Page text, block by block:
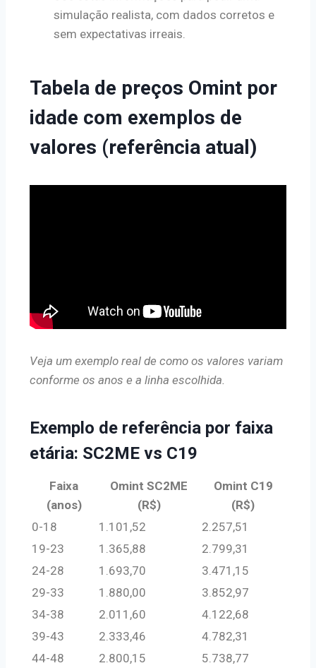
simulação realista, com dados corretos e
sem expectativas irreais.
Tabela de preços Omint por
idade com exemplos de
valores (referência atual)
Veja um exemplo real de como os valores variam
conforme os anos e a linha escolhida.
Exemplo de referência por faixa
etária: SC2ME vs C19
Faixa
(anos)
Omint SC2ME
(R$)
Omint C19
(R$)
0-18
1.101,52
2.257,51
19-23
1.365,88
2.799,31
24-28
1.693,70
3.471,15
29-33
1.880,00
3.852,97
34-38
2.011,60
4.122,68
39-43
2.333,46
4.782,31
44-48
2.800,15
5.738,77